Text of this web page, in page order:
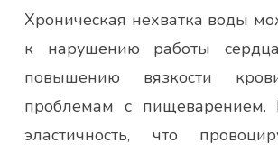
Хроническая нехватка воды
к нарушению работы
повышению вязкости
проблемам с пищеварением.
эластичность, что